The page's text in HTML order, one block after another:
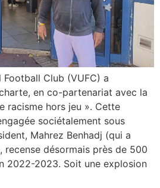
Club (VUFC) a
en co-partenariat avec la
racisme hors jeu ». Cette
sociétalement sous
Mahrez Benhadj (qui a
recense désormais près de 500
2022-2023. Soit une explosion